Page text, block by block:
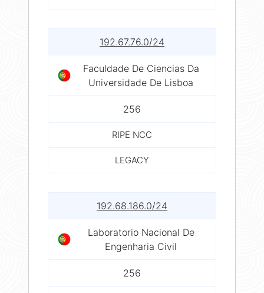
192.67.76.0/24
Faculdade De Ciencias Da
Universidade De Lisboa
256
RIPE NCC
LEGACY
192.68.186.0/24
Laboratorio Nacional De
Engenharia Civil
256